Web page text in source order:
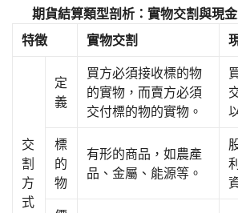
期貨結算類型剖析：實物交割與現
特徵
實物交割
交
割
方
式
定
義
買方必須接收標的物
的實物，而賣方必須
交付標的物的實物。
標
的
物
有形的商品，如農產
品、金屬、能源等。